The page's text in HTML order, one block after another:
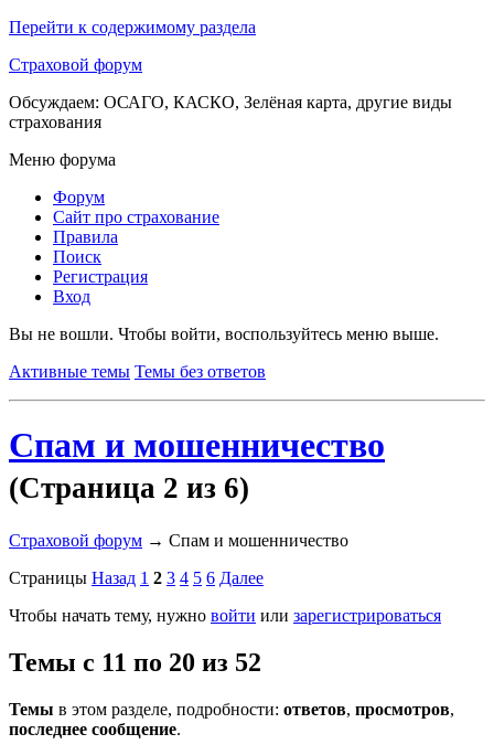
Перейти к содержимому раздела
Страховой форум
Обсуждаем: ОСАГО, КАСКО, Зелёная карта, другие виды
страхования
Меню форума
Форум
Сайт про страхование
Правила
Поиск
Регистрация
Вход
Вы не вошли. Чтобы войти, воспользуйтесь меню выше.
Активные темы Темы без ответов
Спам и мошенничество
(Страница 2 из 6)
Страховой форум → Спам и мошенничество
Страницы Назад 1 2 3 4 5 6 Далее
Чтобы начать тему, нужно войти или зарегистрироваться
Темы с 11 по 20 из 52
Темы в этом разделе, подробности: ответов, просмотров,
последнее сообщение.